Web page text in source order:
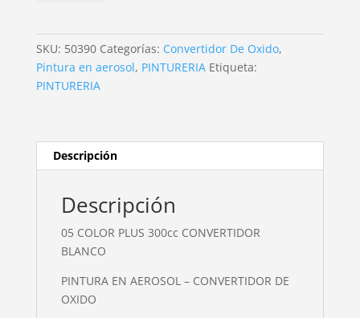
BLANCO
SKU: 50390 Categorías: Convertidor De Oxido,
Pintura en aerosol, PINTURERIA Etiqueta:
PINTURERIA
Descripción
Descripción
05 COLOR PLUS 300cc CONVERTIDOR
BLANCO
PINTURA EN AEROSOL – CONVERTIDOR DE
OXIDO